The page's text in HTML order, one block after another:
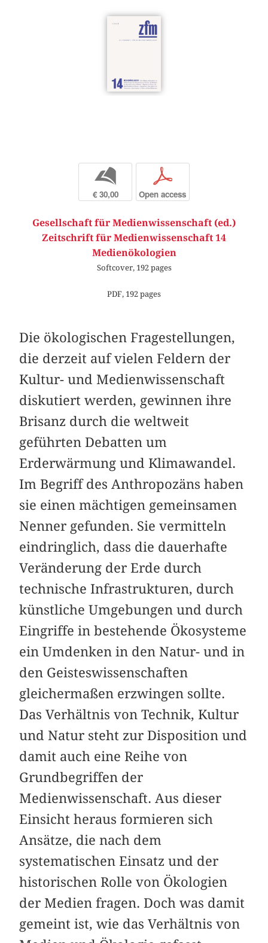
b
€ 30,00
p
Open access
Gesellschaft für Medienwissenschaft (ed.)
Zeitschrift für Medienwissenschaft 14
Medienökologien
Softcover, 192 pages
PDF, 192 pages
Die ökologischen Fragestellungen,
die derzeit auf vielen Feldern der
Kultur- und Medienwissenschaft
diskutiert werden, gewinnen ihre
Brisanz durch die weltweit
geführten Debatten um
Erderwärmung und Klimawandel.
Im Begriff des Anthropozäns haben
sie einen mächtigen gemeinsamen
Nenner gefunden. Sie vermitteln
eindringlich, dass die dauerhafte
Veränderung der Erde durch
technische Infrastrukturen, durch
künstliche Umgebungen und durch
Eingriffe in bestehende Ökosysteme
ein Umdenken in den Natur- und in
den Geisteswissenschaften
gleichermaßen erzwingen sollte.
Das Verhältnis von Technik, Kultur
und Natur steht zur Disposition und
damit auch eine Reihe von
Grundbegriffen der
Medienwissenschaft. Aus dieser
Einsicht heraus formieren sich
Ansätze, die nach dem
systematischen Einsatz und der
historischen Rolle von Ökologien
der Medien fragen. Doch was damit
gemeint ist, wie das Verhältnis von